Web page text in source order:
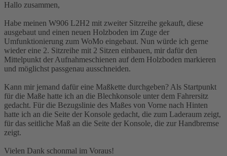
Hallo zusammen,
Habe meinen W906 L2H2 mit zweiter Sitzreihe gekauft, diese
ausgebaut und einen neuen Holzboden im Zuge der
Umfunktionierung zum WoMo eingebaut. Nun würde ich gerne
wieder eine 2. Sitzreihe mit 2 Sitzen einbauen, mir dafür den
Mittelpunkt der Aufnahmeschienen auf dem Holzboden markieren
und möglichst passgenau ausschneiden.
Kann mir jemand dafür eine Maßkette durchgeben? Als Startpunkt
für die Maße hatte ich an die Blechkonsole unter dem Fahrersitz
gedacht. Für die Bezugslinie des Maßes von Vorne nach Hinten
hatte ich an die Seite der Konsole gedacht, die zum Laderaum zeigt,
für das seitliche Maß an die Seite der Konsole, die zur Handbremse
zeigt.
Vielen Dank schonmal im Voraus!